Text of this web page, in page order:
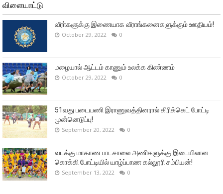
விளையாட்டு
வீரா்களுக்கு இணையாக வீராங்கனைகளுக்கும் ஊதியம்!
October 29, 2022 0
மழையால் ஆட்டம் காணும் உலக்க கிண்ணம்
October 29, 2022 0
51வது படையணி இராணுவத்தினரால் கிரிக்கெட் போட்டி
முன்னெடுப்பு!
September 20, 2022 0
வடக்கு மாகாண பாடசாலை அணிகளுக்கு இடையிலான
கொக்கி போட்டியில் யாழ்ப்பாண கல்லூரி சம்பியன்!
September 13, 2022 0